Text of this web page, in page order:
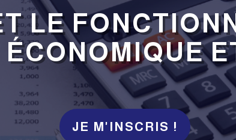
LE
JE M'INSCRIS !